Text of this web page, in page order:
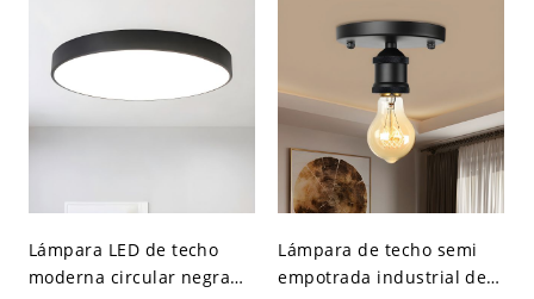
Lámpara LED de techo
moderna circular negra
Lámpara de techo semi
empotrada industrial de